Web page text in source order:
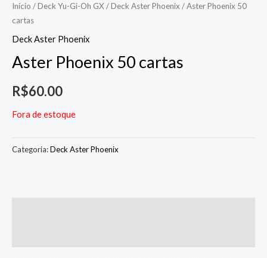
Início /Deck Yu-Gi-Oh GX /Deck Aster Phoenix / Aster Phoenix 50
cartas
Deck Aster Phoenix
Aster Phoenix 50 cartas
R$60.00
Fora de estoque
Categoria:Deck Aster Phoenix